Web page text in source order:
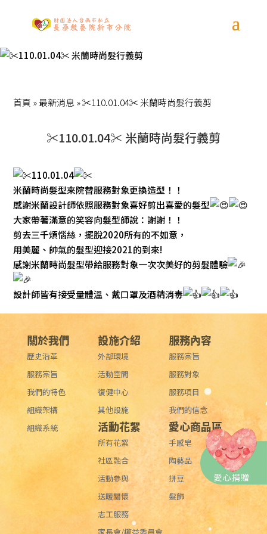
首頁 »最新消息 »✂️110.01.04✂️ 米蘭時尚髮行義剪
✂️110.01.04✂️ 米蘭時尚髮行義剪
110.01.04
米蘭時尚髮型來院替服務對象更換造型！！
感謝米蘭設計師依照服務對象喜好剪出喜愛的髮型
大家帶著滿意的笑容向髮型師說：謝謝！！
剪去三千煩惱絲，擺脫2020所有的不如意，
用美麗、帥氣的髮型迎接2021的到來!
感謝米蘭時尚髮型帶給服務對象一次次美好的剪髮體驗
設計師皆有接受量體溫、戴口罩及酒精消毒
關於我們
歷史沿革
服務宗旨
我們的特色
組織架構
組織系統
設施介紹
外部環境
活動空間
復健中心
其他設施
服務內容
服務宗旨
服務對象
服務項目
我們的信念
活動花絮
所有花絮
社區融合
活動參與
送暖關懷
志工服務
愛心商品區
手感皂
陶藝品
拼豆
髮飾